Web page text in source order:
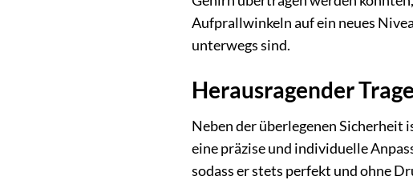
Aufprallwinkeln auf ein neues
unterwegs sind.
Herausragender
Neben der überlegenen
eine präzise und individuelle
sodass er stets perfekt und ohne